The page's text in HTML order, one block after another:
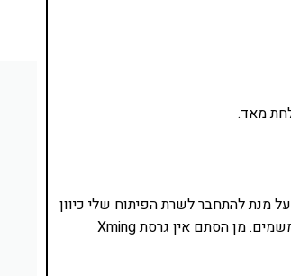
ו-Xming Fonts ראויות לפוסט נפרד. אני מעדיף להשתמש ב-Xming על מנת להתחבר לשרת הפיתוח שלי כיוון
שהוא מאפשר פתיחת תוכנות גרפיות במקום סתם להסתמך על ה-PuTTY המשמים. מן הסתם אין גרסת Xming